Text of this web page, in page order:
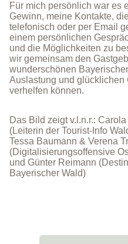
Für mich persönlich war es
Gewinn, meine Kontakte,
telefonisch oder per Email
einem persönlichen
und die Möglichkeiten zu
wir gemeinsam den
wunderschönen
Auslastung und glücklichen
verhelfen können.
Das Bild zeigt v.l.n.r.:
(Leiterin der Tourist-Info
Tessa Baumann & Verena
(Digitalisierungsoffensive
und Günter Reimann
Bayerischer Wald)